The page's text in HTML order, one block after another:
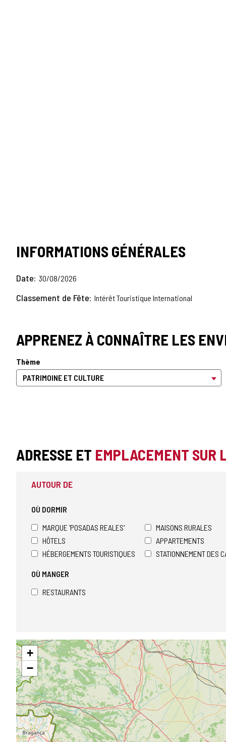
INFORMATIONS GÉNÉRALES
Date 30/08/2026
Classement de Fête Intérêt Touristique International
APPRENEZ À CONNAÎTRE LES
Thème
ADRESSE ET EMPLACEMENT SUR
AUTOUR DE
OÙ DORMIR
MARQUE 'POSADAS REALES'
MAISONS RURALES
HÔTELS
APPARTEMENTS
HÉBERGEMENTS TOURISTIQUES
STATIONNEMENT DES
OÙ MANGER
RESTAURANTS
Sauter
la
carte
+
−